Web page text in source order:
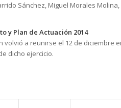
Sánchez, Miguel Morales
y Plan de Actuación 2014
volvió a reunirse el 12 de diciembre
dicho ejercicio.